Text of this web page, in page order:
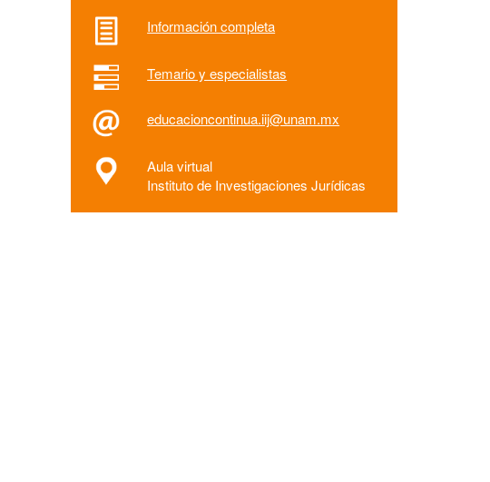
Información completa
Temario y especialistas
educacioncontinua.iij@unam.mx
Aula virtual
Instituto de Investigaciones Jurídicas